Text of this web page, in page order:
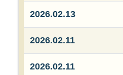
2026.02.13
2026.02.11
2026.02.11